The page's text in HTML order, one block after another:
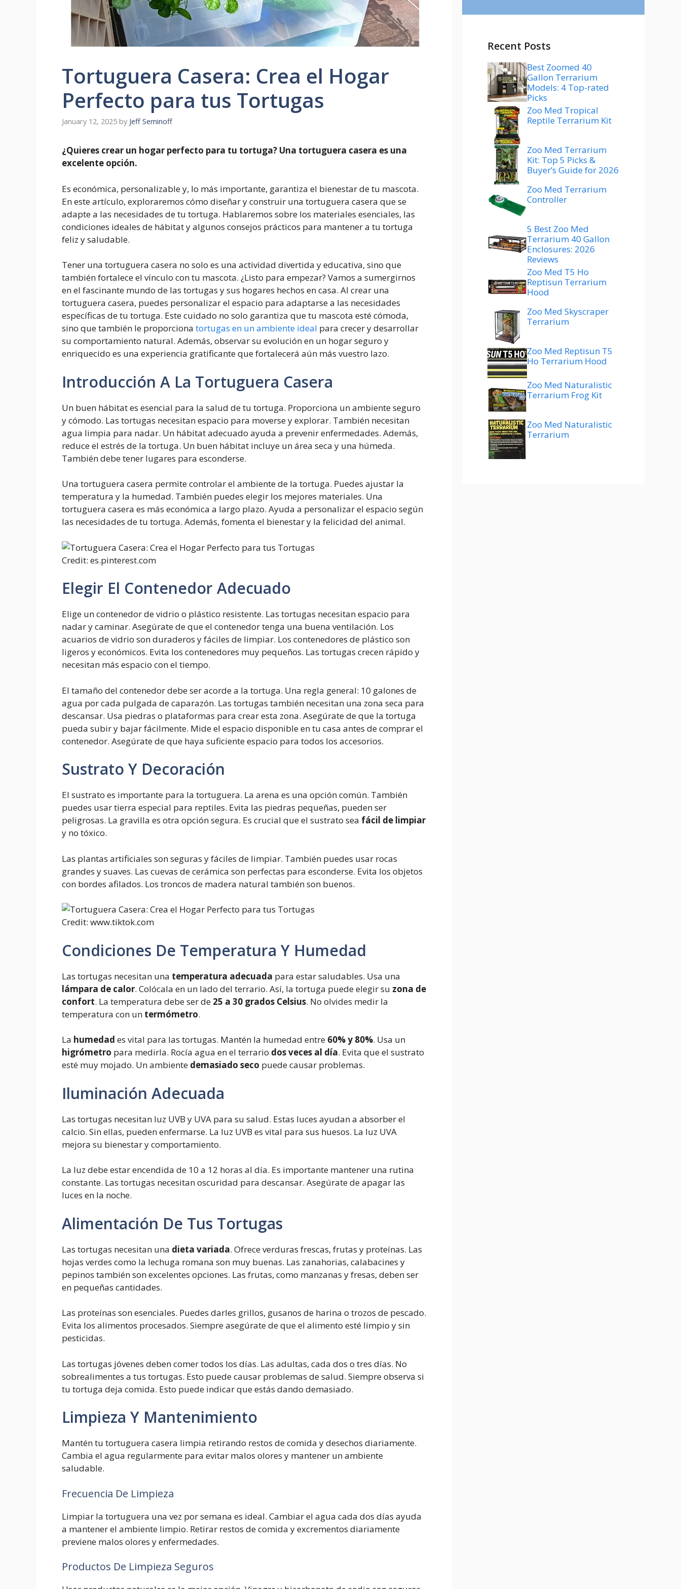
Tortuguera Casera: Crea el Hogar
Perfecto para tus Tortugas
January 12, 2025 by Jeff Seminoff
¿Quieres crear un hogar perfecto para tu tortuga? Una tortuguera casera es una
excelente opción.
Es económica, personalizable y, lo más importante, garantiza el bienestar de tu mascota.
En este artículo, exploraremos cómo diseñar y construir una tortuguera casera que se
adapte a las necesidades de tu tortuga. Hablaremos sobre los materiales esenciales, las
condiciones ideales de hábitat y algunos consejos prácticos para mantener a tu tortuga
feliz y saludable.
Tener una tortuguera casera no solo es una actividad divertida y educativa, sino que
también fortalece el vínculo con tu mascota. ¿Listo para empezar? Vamos a sumergirnos
en el fascinante mundo de las tortugas y sus hogares hechos en casa. Al crear una
tortuguera casera, puedes personalizar el espacio para adaptarse a las necesidades
específicas de tu tortuga. Este cuidado no solo garantiza que tu mascota esté cómoda,
sino que también le proporciona tortugas en un ambiente ideal para crecer y desarrollar
su comportamiento natural. Además, observar su evolución en un hogar seguro y
enriquecido es una experiencia gratificante que fortalecerá aún más vuestro lazo.
Introducción A La Tortuguera Casera
Un buen hábitat es esencial para la salud de tu tortuga. Proporciona un ambiente seguro
y cómodo. Las tortugas necesitan espacio para moverse y explorar. También necesitan
agua limpia para nadar. Un hábitat adecuado ayuda a prevenir enfermedades. Además,
reduce el estrés de la tortuga. Un buen hábitat incluye un área seca y una húmeda.
También debe tener lugares para esconderse.
Una tortuguera casera permite controlar el ambiente de la tortuga. Puedes ajustar la
temperatura y la humedad. También puedes elegir los mejores materiales. Una
tortuguera casera es más económica a largo plazo. Ayuda a personalizar el espacio según
las necesidades de tu tortuga. Además, fomenta el bienestar y la felicidad del animal.
Credit: es.pinterest.com
Elegir El Contenedor Adecuado
Elige un contenedor de vidrio o plástico resistente. Las tortugas necesitan espacio para
nadar y caminar. Asegúrate de que el contenedor tenga una buena ventilación. Los
acuarios de vidrio son duraderos y fáciles de limpiar. Los contenedores de plástico son
ligeros y económicos. Evita los contenedores muy pequeños. Las tortugas crecen rápido y
necesitan más espacio con el tiempo.
El tamaño del contenedor debe ser acorde a la tortuga. Una regla general: 10 galones de
agua por cada pulgada de caparazón. Las tortugas también necesitan una zona seca para
descansar. Usa piedras o plataformas para crear esta zona. Asegúrate de que la tortuga
pueda subir y bajar fácilmente. Mide el espacio disponible en tu casa antes de comprar el
contenedor. Asegúrate de que haya suficiente espacio para todos los accesorios.
Sustrato Y Decoración
El sustrato es importante para la tortuguera. La arena es una opción común. También
puedes usar tierra especial para reptiles. Evita las piedras pequeñas, pueden ser
peligrosas. La gravilla es otra opción segura. Es crucial que el sustrato sea fácil de limpiar
y no tóxico.
Las plantas artificiales son seguras y fáciles de limpiar. También puedes usar rocas
grandes y suaves. Las cuevas de cerámica son perfectas para esconderse. Evita los objetos
con bordes afilados. Los troncos de madera natural también son buenos.
Credit: www.tiktok.com
Condiciones De Temperatura Y Humedad
Las tortugas necesitan una temperatura adecuada para estar saludables. Usa una
lámpara de calor. Colócala en un lado del terrario. Así, la tortuga puede elegir su zona de
confort. La temperatura debe ser de 25 a 30 grados Celsius. No olvides medir la
temperatura con un termómetro.
La humedad es vital para las tortugas. Mantén la humedad entre 60% y 80%. Usa un
higrómetro para medirla. Rocía agua en el terrario dos veces al día. Evita que el sustrato
esté muy mojado. Un ambiente demasiado seco puede causar problemas.
Iluminación Adecuada
Las tortugas necesitan luz UVB y UVA para su salud. Estas luces ayudan a absorber el
calcio. Sin ellas, pueden enfermarse. La luz UVB es vital para sus huesos. La luz UVA
mejora su bienestar y comportamiento.
La luz debe estar encendida de 10 a 12 horas al día. Es importante mantener una rutina
constante. Las tortugas necesitan oscuridad para descansar. Asegúrate de apagar las
luces en la noche.
Alimentación De Tus Tortugas
Las tortugas necesitan una dieta variada. Ofrece verduras frescas, frutas y proteínas. Las
hojas verdes como la lechuga romana son muy buenas. Las zanahorias, calabacines y
pepinos también son excelentes opciones. Las frutas, como manzanas y fresas, deben ser
en pequeñas cantidades.
Las proteínas son esenciales. Puedes darles grillos, gusanos de harina o trozos de pescado.
Evita los alimentos procesados. Siempre asegúrate de que el alimento esté limpio y sin
pesticidas.
Las tortugas jóvenes deben comer todos los días. Las adultas, cada dos o tres días. No
sobrealimentes a tus tortugas. Esto puede causar problemas de salud. Siempre observa si
tu tortuga deja comida. Esto puede indicar que estás dando demasiado.
Limpieza Y Mantenimiento
Mantén tu tortuguera casera limpia retirando restos de comida y desechos diariamente.
Cambia el agua regularmente para evitar malos olores y mantener un ambiente
saludable.
Frecuencia De Limpieza
Limpiar la tortuguera una vez por semana es ideal. Cambiar el agua cada dos días ayuda
a mantener el ambiente limpio. Retirar restos de comida y excrementos diariamente
previene malos olores y enfermedades.
Productos De Limpieza Seguros
Recent Posts
Best Zoomed 40
Gallon Terrarium
Models: 4 Top-rated
Picks
Zoo Med Tropical
Reptile Terrarium Kit
Zoo Med Terrarium
Kit: Top 5 Picks &
Buyer’s Guide for 2026
Zoo Med Terrarium
Controller
5 Best Zoo Med
Terrarium 40 Gallon
Enclosures: 2026
Reviews
Zoo Med T5 Ho
Reptisun Terrarium
Hood
Zoo Med Skyscraper
Terrarium
Zoo Med Reptisun T5
Ho Terrarium Hood
Zoo Med Naturalistic
Terrarium Frog Kit
Zoo Med Naturalistic
Terrarium